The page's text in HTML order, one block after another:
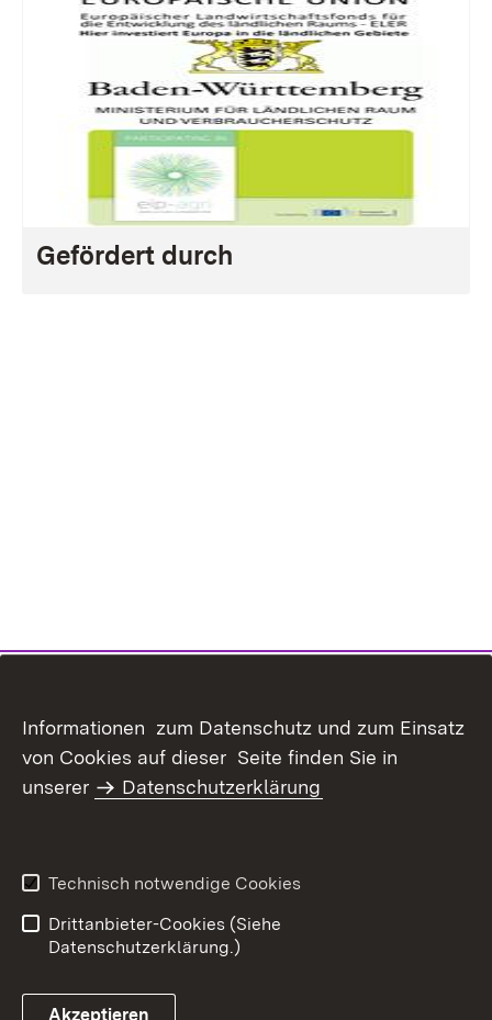
Gefördert durch
Informationen zum Datenschutz und zum Einsatz
von Cookies auf dieser Seite finden Sie in
unserer
Datenschutzerklärung
Technisch notwendige Cookies
Drittanbieter-Cookies (Siehe
Datenschutzerklärung.)
Akzeptieren